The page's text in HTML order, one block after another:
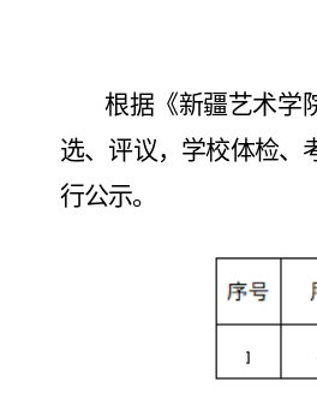
根据《新疆艺术学
选、评议，学校体检、
行公示。